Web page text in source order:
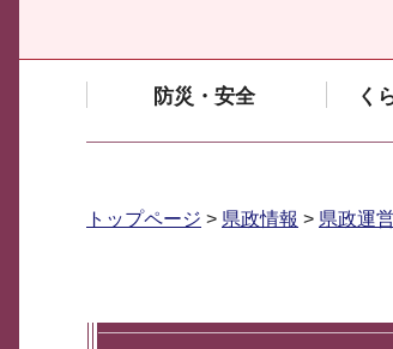
防災・安全 く
トップページ > 県政情報 > 県政運